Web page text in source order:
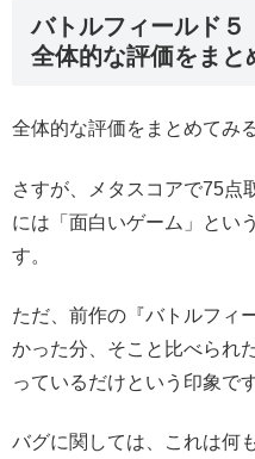
バトルフィールド５
全体的な評価をまと
全体的な評価をまとめてみ
さすが、メタスコアで75点
には「面白いゲーム」とい
す。
ただ、前作の『バトルフィ
かった分、そこと比べられ
っているだけという印象です
バグに関しては、これは何